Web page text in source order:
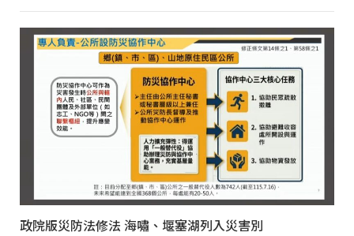
政院版災防法修法 海嘯、堰塞湖列入災害別